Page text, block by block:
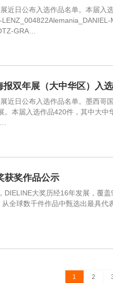
近日公布入选作品名单。本届
GRA…
双年展（大中华区）入
近日公布入选作品名单。墨西
。本届入选作品420件，其中大
获奖作品公示
大奖历经16年发展，覆
全球数千件作品中甄选出最具
1 2